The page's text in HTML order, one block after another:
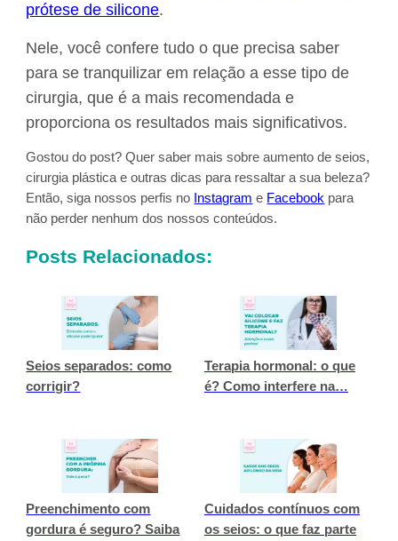
prótese de silicone.
Nele, você confere tudo o que precisa saber
para se tranquilizar em relação a esse tipo de
cirurgia, que é a mais recomendada e
proporciona os resultados mais significativos.
Gostou do post? Quer saber mais sobre aumento de seios,
cirurgia plástica e outras dicas para ressaltar a sua beleza?
Então, siga nossos perfis no Instagram e Facebook para
não perder nenhum dos nossos conteúdos.
Posts Relacionados:
Seios separados: como
corrigir?
Terapia hormonal: o que
é? Como interfere na…
Preenchimento com
gordura é seguro? Saiba
Cuidados contínuos com
os seios: o que faz parte